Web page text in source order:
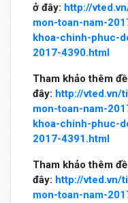
ở đây: http://
mon-toan-nam-
khoa-chinh-phuc-
2017-4390.html
Tham khảo thêm
đây: http://vted.vn/
mon-toan-nam-
khoa-chinh-phuc-
2017-4391.html
Tham khảo thêm
đây: http://vted.vn/
mon-toan-nam-